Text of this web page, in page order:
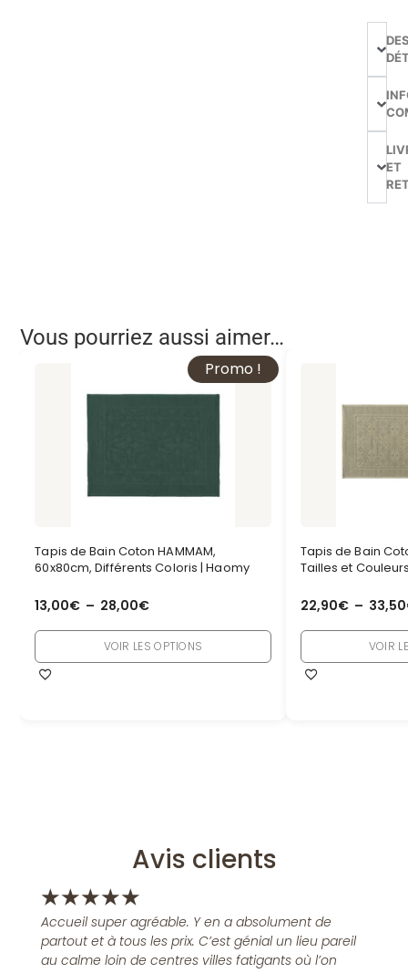
ET
Vous pourriez aussi aimer…
Promo !
Tapis de Bain Coton HAMMAM,
60x80cm, Différents Coloris | Haomy
13,00€ – 28,00€
VOIR LES OPTIONS
Tapis de Bain
Tailles et
22,90€ – 33,50
VOIR
Avis clients
★★★★★
Accueil super agréable. Y en a absolument de
partout et à tous les prix. C’est génial un lieu pareil
au calme loin de centres villes fatigants où l’on